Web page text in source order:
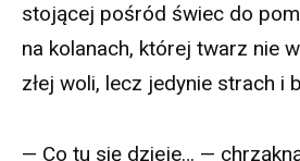
stojącej pośród świec do
na kolanach, której twarz nie
złej woli, lecz jedynie strach i
— Co tu się dzieje… —